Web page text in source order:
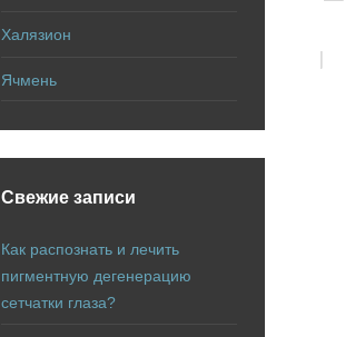
Халязион
Ячмень
Свежие записи
Как распознать и лечить
пигментную дегенерацию
сетчатки глаза?